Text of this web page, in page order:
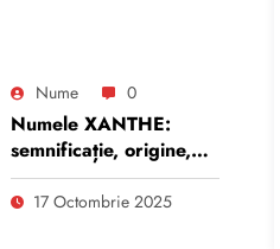
Nume 0
Numele XANTHE:
semnificație, origine,
trăsături și
personalitate
17 Octombrie 2025